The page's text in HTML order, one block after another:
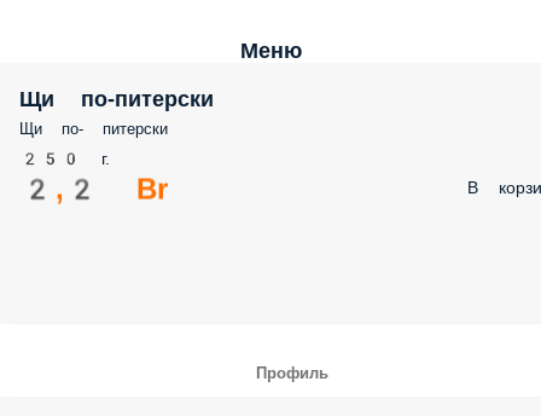
Меню
Щи по-питерски
Щи по- питерски
250 г.
2,2 Br В
Профиль